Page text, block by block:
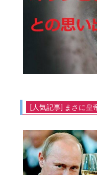
[人気記事] まさに皇